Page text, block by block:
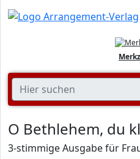
O Bethlehem, du
3-stimmige Ausgabe für